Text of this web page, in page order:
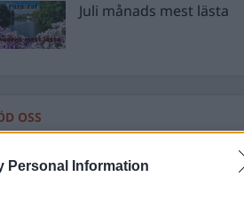
Personal Information
Juli månads mest lästa
OSS